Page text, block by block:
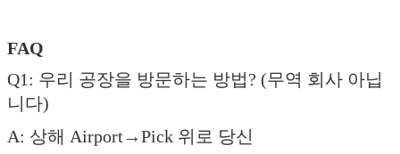
FAQ
Q1: 우리 공장을 방문하는 방법? (무역 회사 아닙
니다)
A: 상해 Airport→Pick 위로 당신